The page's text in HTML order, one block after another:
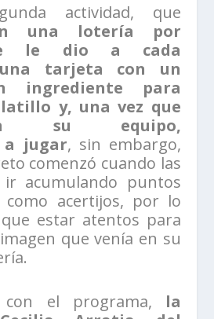
actividad, que
una lotería por
le dio a cada
tarjeta con un
ingrediente para
y, una vez que
su equipo,
a jugar, sin embargo,
comenzó cuando las
acumulando puntos
como acertijos, por lo
estar atentos para
que venía en su
con el programa, la